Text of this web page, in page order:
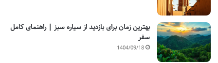
بهترین زمان برای بازدید از سیاره سبز | راهنمای کامل
سفر
1404/09/18